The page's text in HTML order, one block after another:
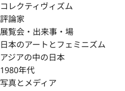
コレクティヴィズム
評論家
展覧会・出来事・場
日本のアートとフェミニズム
アジアの中の日本
1980年代
写真とメディア